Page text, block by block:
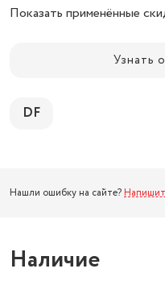
Показать применённые
Узнать
DF
Нашли ошибку на сайте?
Наличие